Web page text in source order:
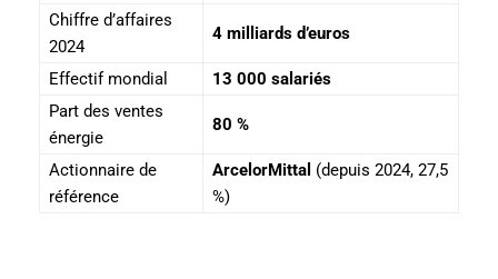
Chiffre d’affaires
2024
4 milliards d’euros
Effectif mondial
13 000 salariés
Part des ventes
énergie
80 %
Actionnaire de
référence
ArcelorMittal (depuis 2024, 27,5
%)